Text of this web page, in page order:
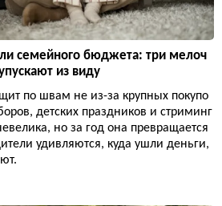
семейного бюджета: три мелоч
из виду
по швам не из-за крупных покупо
детских праздников и стриминг
но за год она превращается
удивляются, куда ушли деньги,